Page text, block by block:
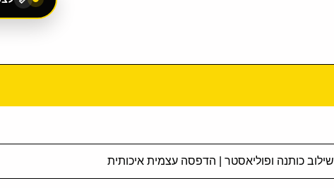
שילוב כותנה ופוליאסטר | הדפסה עצמית איכותית